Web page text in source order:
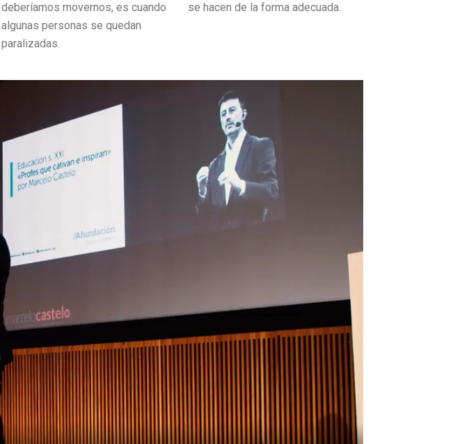
deberíamos movernos, es cuando
algunas personas se quedan
paralizadas.
se hacen de la forma adecuada.